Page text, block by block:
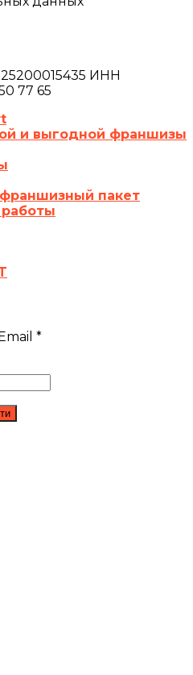
ИНН
77 65
и выгодной франшизы
пакет
*